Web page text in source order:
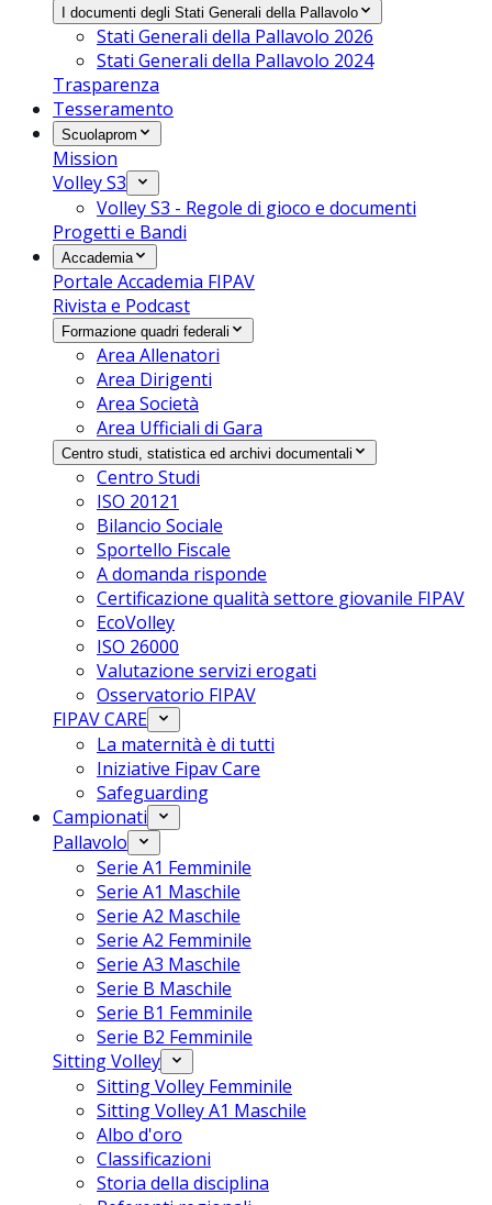
I documenti degli Stati Generali della Pallavolo
Stati Generali della Pallavolo 2026
Stati Generali della Pallavolo 2024
Trasparenza
Tesseramento
Scuolaprom
Mission
Volley S3
Volley S3 - Regole di gioco e documenti
Progetti e Bandi
Accademia
Portale Accademia FIPAV
Rivista e Podcast
Formazione quadri federali
Area Allenatori
Area Dirigenti
Area Società
Area Ufficiali di Gara
Centro studi, statistica ed archivi documentali
Centro Studi
ISO 20121
Bilancio Sociale
Sportello Fiscale
A domanda risponde
Certificazione qualità settore giovanile FIPAV
EcoVolley
ISO 26000
Valutazione servizi erogati
Osservatorio FIPAV
FIPAV CARE
La maternità è di tutti
Iniziative Fipav Care
Safeguarding
Campionati
Pallavolo
Serie A1 Femminile
Serie A1 Maschile
Serie A2 Maschile
Serie A2 Femminile
Serie A3 Maschile
Serie B Maschile
Serie B1 Femminile
Serie B2 Femminile
Sitting Volley
Sitting Volley Femminile
Sitting Volley A1 Maschile
Albo d'oro
Classificazioni
Storia della disciplina